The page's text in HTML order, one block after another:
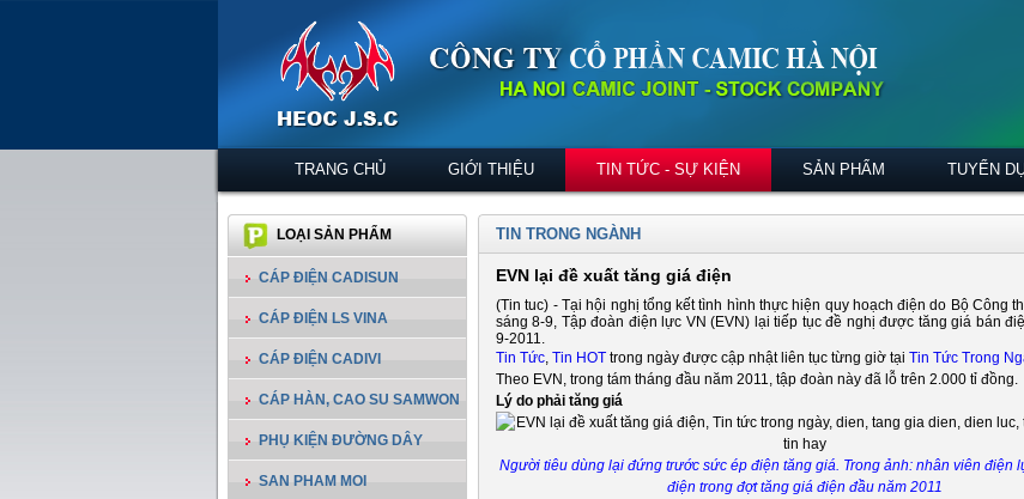
TRANG CHỦ GIỚI THIỆU TIN TỨC - SỰ KIỆN SẢN PHẨM TUYỂN
LOẠI SẢN PHẨM
CÁP ĐIỆN CADISUN
CÁP ĐIỆN LS VINA
CÁP ĐIỆN CADIVI
CÁP HÀN, CAO SU SAMWON
PHỤ KIỆN ĐƯỜNG DÂY
SAN PHAM MOI
TIN TRONG NGÀNH
EVN lại đề xuất tăng giá điện
(Tin tuc) - Tại hội nghị tổng kết tình hình thực hiện quy hoạch điện do Bộ Công
sáng 8-9, Tập đoàn điện lực VN (EVN) lại tiếp tục đề nghị được tăng giá bán
9-2011.
Tin Tức, Tin HOT trong ngày được cập nhật liên tục từng giờ tại Tin Tức Trong
Theo EVN, trong tám tháng đầu năm 2011, tập đoàn này đã lỗ trên 2.000 tỉ đồng.
Lý do phải tăng giá
Người tiêu dùng lại đứng trước sức ép điện tăng giá. Trong ảnh: nhân viên điện
điện trong đợt tăng giá điện đầu năm 2011